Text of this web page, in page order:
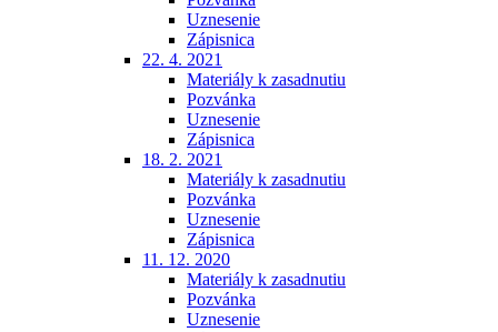
Uznesenie
Zápisnica
22. 4. 2021
Materiály k zasadnutiu
Pozvánka
Uznesenie
Zápisnica
18. 2. 2021
Materiály k zasadnutiu
Pozvánka
Uznesenie
Zápisnica
11. 12. 2020
Materiály k zasadnutiu
Pozvánka
Uznesenie